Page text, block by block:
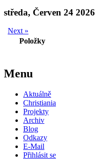
středa, Červen 24 2026
Next »
Položky
Menu
Aktuálně
Christiania
Projekty
Archiv
Blog
Odkazy
E-Mail
Přihlásit se